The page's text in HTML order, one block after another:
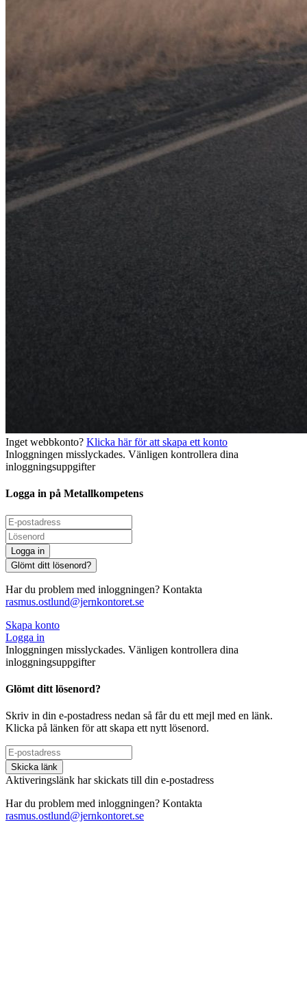
Inget webbkonto? Klicka här för att skapa ett konto
Inloggningen misslyckades. Vänligen kontrollera dina
inloggningsuppgifter
Logga in på Metallkompetens
Logga in
Glömt ditt lösenord?
Har du problem med inloggningen? Kontakta
rasmus.ostlund@jernkontoret.se
Skapa konto
Logga in
Inloggningen misslyckades. Vänligen kontrollera dina
inloggningsuppgifter
Glömt ditt lösenord?
Skriv in din e-postadress nedan så får du ett mejl med en länk.
Klicka på länken för att skapa ett nytt lösenord.
Skicka länk
Aktiveringslänk har skickats till din e-postadress
Har du problem med inloggningen? Kontakta
rasmus.ostlund@jernkontoret.se